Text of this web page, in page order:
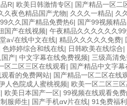
R| 欧美日韩激情专区| 国产精品一区二
久夜色精品国产尤物| 久久久一精品| 久
99久久国产精品免费热6| 国产99视频精
国产在线视频| 午夜精品久久久久久久
а√在线中文在线| 精品久久久久久免费|
色婷婷综合和线在线| 日韩欧美在线综合|
产| 中文字幕在线免费视频| 三级高清
区二区三区在线观看| 国产精品中文字幕
观看的免费网站| 国产精品一区二区在线
人色院成人蜜桃视频| 欧美一区二区三
| 欧美日本国产一区| 99视频在线观看免
服师生| 国产手机αⅴ片在线| 91免费福